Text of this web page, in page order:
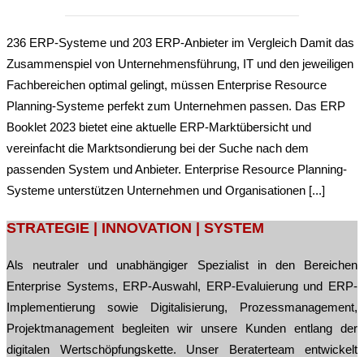
236 ERP-Systeme und 203 ERP-Anbieter im Vergleich Damit das
Zusammenspiel von Unternehmensführung, IT und den jeweiligen
Fachbereichen optimal gelingt, müssen Enterprise Resource
Planning-Systeme perfekt zum Unternehmen passen. Das ERP
Booklet 2023 bietet eine aktuelle ERP-Marktübersicht und
vereinfacht die Marktsondierung bei der Suche nach dem
passenden System und Anbieter. Enterprise Resource Planning-
Systeme unterstützen Unternehmen und Organisationen [...]
STRATEGIE | INNOVATION | SYSTEM
Als neutraler und unabhängiger Spezialist in den Bereichen
Enterprise Systems, ERP-Auswahl, ERP-Evaluierung und ERP-
Implementierung sowie Digitalisierung, Prozessmanagement,
Projektmanagement begleiten wir unsere Kunden entlang der
digitalen Wertschöpfungskette. Unser Beraterteam entwickelt